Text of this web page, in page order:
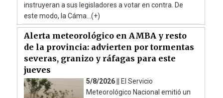
instruyeran a sus legisladores a votar en contra. De
este modo, la Cáma...(+)
Alerta meteorológico en AMBA y resto
de la provincia: advierten por tormentas
severas, granizo y ráfagas para este
jueves
5/8/2026 || El Servicio
Meteorológico Nacional emitió un